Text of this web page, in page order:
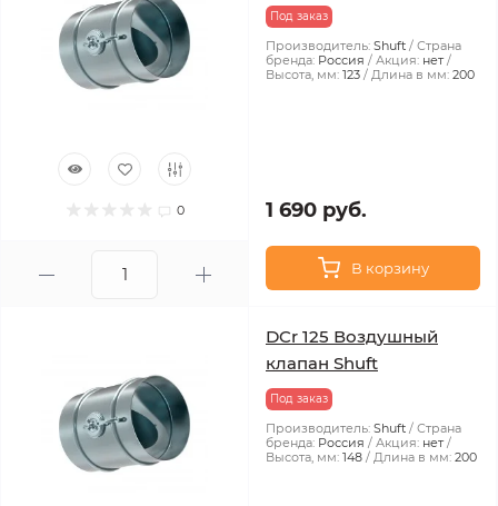
0
Под заказ
Производитель: Shuft
Страна
бренда: Россия Акция: нет
Высота, мм: 123 Длина в мм: 200
1 690 руб.
В корзину
DCr 125 Воздушный
клапан Shuft
Под заказ
Производитель: Shuft
Страна
бренда: Россия Акция: нет
Высота, мм: 148 Длина в мм: 200